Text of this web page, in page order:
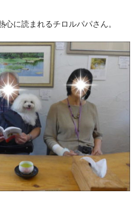
に読まれるチロルパパさん。